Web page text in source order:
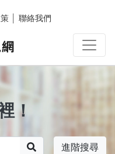
聯絡我們
！
進階搜尋